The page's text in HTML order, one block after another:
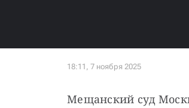
Мещанский суд